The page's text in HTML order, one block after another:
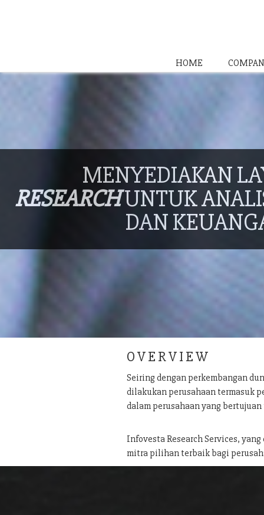
HOME
MENYEDIAKAN
RESEARCHUNTUK
DAN
O V E R V I E W
Seiring dengan perkembangan
dilakukan perusahaan termasuk
dalam perusahaan yang
Infovesta Research Services,
mitra pilihan terbaik bagi